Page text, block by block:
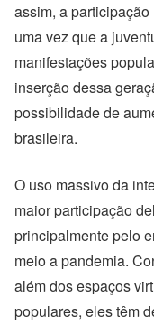
assim, a
uma vez que a
manifestações
inserção dessa
possibilidade de
brasileira.
O uso massivo da
maior participação
principalmente pelo
meio a pandemia.
além dos espaços
populares, eles têm